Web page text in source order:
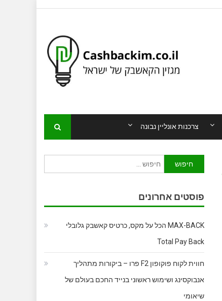
צרכנות אונליין נבונה
חיפוש:
פוסטים אחרונים
MAX-BACK הכל על מקס, כרטיס קאשבק גלובלי
Total Pay Back
חווית לקוח פוקופון F2 פרו – ביקורות מתהליך
אנבוקסינג ושימוש ראשוני בנייד החכם בעולם של
שיאומי